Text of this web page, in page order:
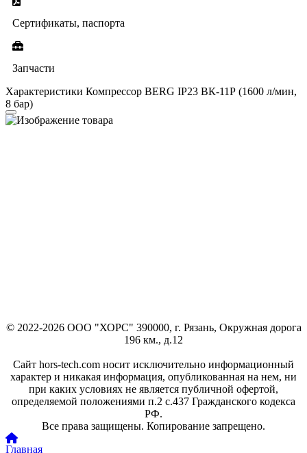
Сертификаты, паспорта
Запчасти
Характеристики Компрессор BERG IP23 ВК-11Р (1600 л/мин,
8 бар)
© 2022-2026 ООО "ХОРС" 390000, г. Рязань, Окружная дорога
196 км., д.12
Сайт hors-tech.com носит исключительно информационный
характер и никакая информация, опубликованная на нем, ни
при каких условиях не является публичной офертой,
определяемой положениями п.2 с.437 Гражданского кодекса
РФ.
Все права защищены. Копирование запрещено.
Главная